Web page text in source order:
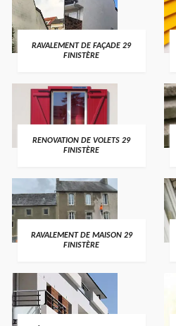
RAVALEMENT DE FAÇADE 29
FINISTÈRE
RENOVATION DE VOLETS 29
FINISTÈRE
RAVALEMENT DE MAISON 29
FINISTÈRE